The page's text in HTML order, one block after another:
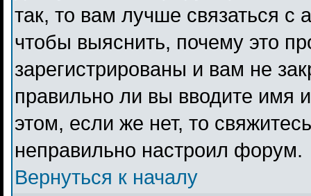
так, то вам лучше связаться
чтобы выяснить, почему это
зарегистрированы и вам не
правильно ли вы вводите имя
этом, если же нет, то
неправильно настроил форум.
Вернуться к началу